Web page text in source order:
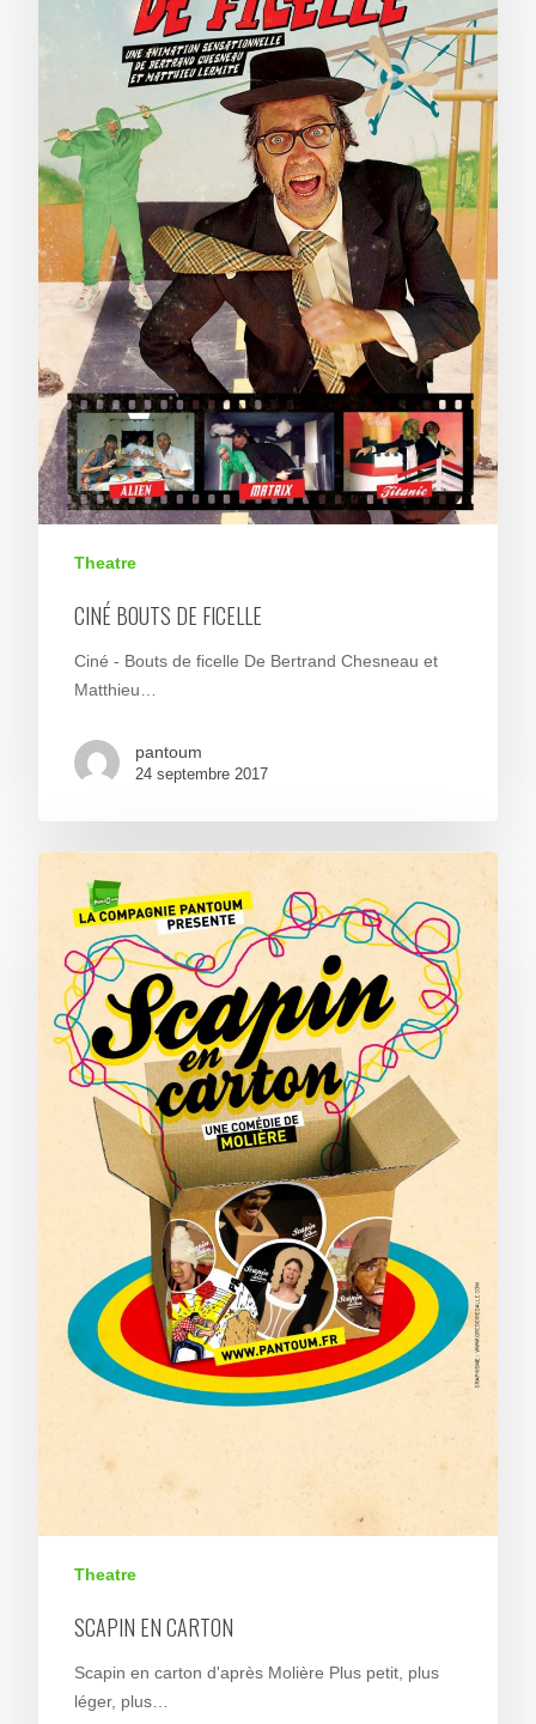
Theatre
CINÉ BOUTS DE FICELLE
Ciné - Bouts de ficelle De Bertrand Chesneau et
Matthieu…
pantoum
24 septembre 2017
Theatre
SCAPIN EN CARTON
Scapin en carton d'après Molière Plus petit, plus
léger, plus…